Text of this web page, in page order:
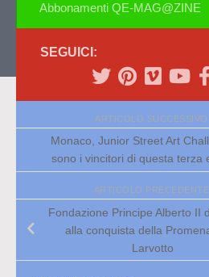
Abbonamenti QE-MAG@ZINE
SEGUICI:
ARTICOLO SUCCESSIVO
Monaco, Junior Street Art
sono i vincitori di questa terza
ARTICOLO PRECEDENTE
Fondazione Principe Alberto II
alla conquista della
Larvotto